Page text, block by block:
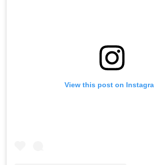
View this post on